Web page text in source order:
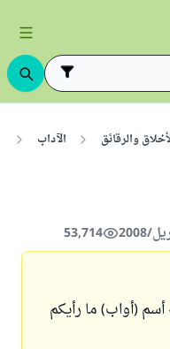
والرقائق الآداب
53,714
(أواب) ما رأيكم